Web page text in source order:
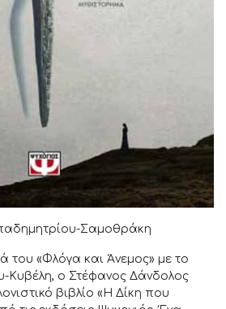
Σαμοθράκη
του «Φλόγα και Άνεμος» με το
Κυβέλη, ο Στέφανος Δάνδολος
βιβλίο «Η Δίκη που